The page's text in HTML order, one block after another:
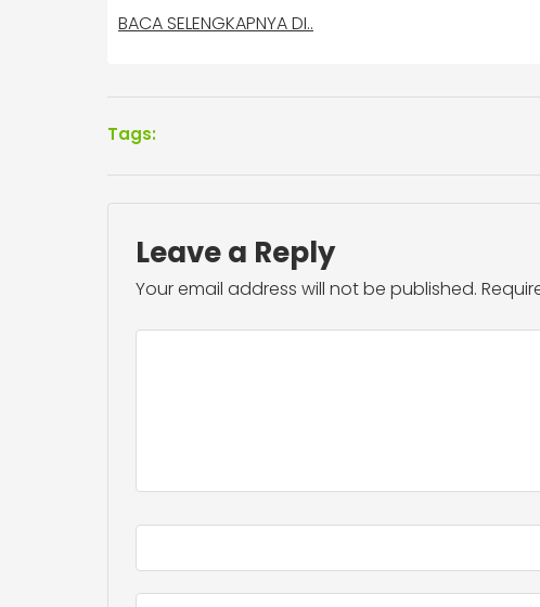
BACA SELENGKAPNYA DI..
Tags:
Leave a Reply
Your email address will not be published.